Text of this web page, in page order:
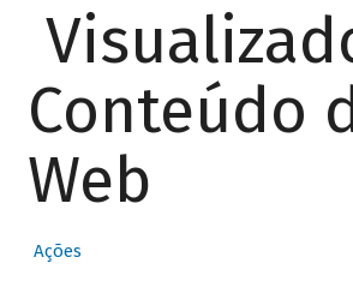
Conteúdo
Web
Ações